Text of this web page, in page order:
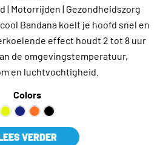
| Motorrijden | Gezondheidszorg
Bandana koelt je hoofd snel en
effect houdt 2 tot 8 uur
de omgevingstemperatuur,
en luchtvochtigheid.
Colors
VERDER